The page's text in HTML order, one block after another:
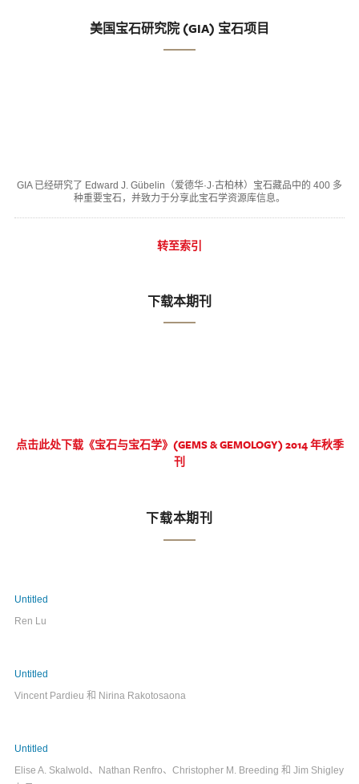
美国宝石研究院 (GIA) 宝石项目
GIA 已经研究了 Edward J. Gübelin（爱德华·J·古柏林）宝石藏品中的 400 多
种重要宝石，并致力于分享此宝石学资源库信息。
转至索引
下载本期刊
点击此处下载《宝石与宝石学》(GEMS & GEMOLOGY) 2014 年秋季
刊
下载本期刊
Untitled
Ren Lu
Untitled
Vincent Pardieu 和 Nirina Rakotosaona
Untitled
Elise A. Skalwold、Nathan Renfro、Christopher M. Breeding 和 Jim Shigley